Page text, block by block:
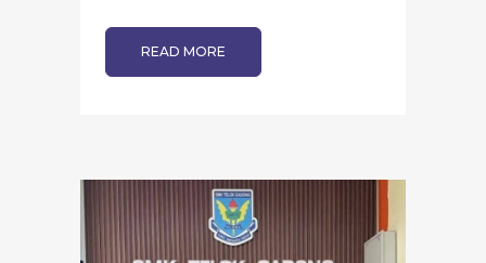
READ MORE